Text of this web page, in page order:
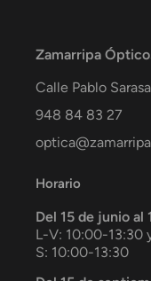
Zamarripa
Calle Pablo
948 84 83 27
Horario
Del 15 de junio al
L-V: 10:00-13:30
S: 10:00-13:30